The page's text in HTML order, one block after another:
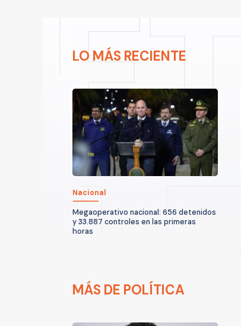
LO MÁS RECIENTE
Nacional
Megaoperativo nacional: 656 detenidos
y 33.887 controles en las primeras
horas
MÁS DE POLÍTICA